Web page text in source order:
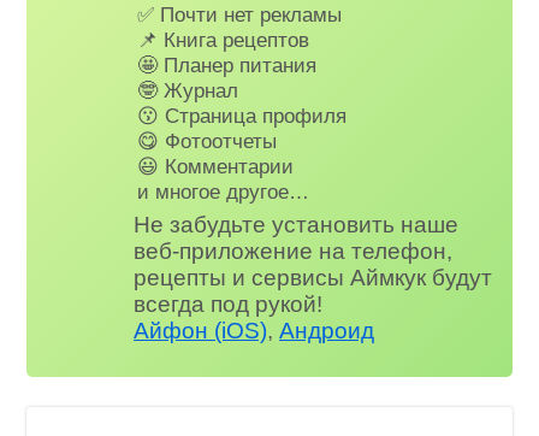
✅ Почти нет рекламы
📌 Книга рецептов
🤩 Планер питания
🤓 Журнал
😗 Страница профиля
😋 Фотоотчеты
😃 Комментарии
и многое другое…
Не забудьте установить наше
веб-приложение на телефон,
рецепты и сервисы Аймкук будут
всегда под рукой!
Айфон (iOS),Андроид